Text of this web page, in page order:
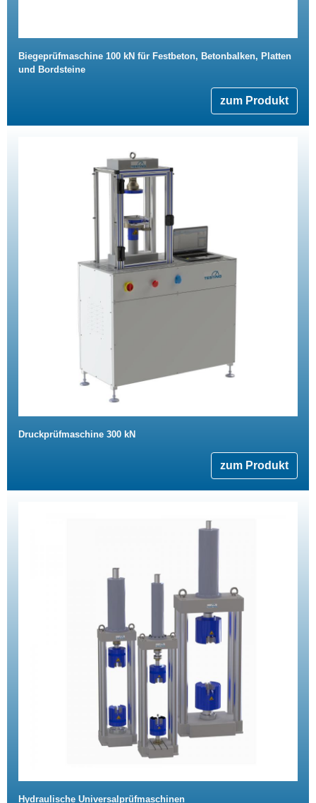
Biegeprüfmaschine 100 kN für Festbeton, Betonbalken, Platten
und Bordsteine
zum Produkt
Druckprüfmaschine 300 kN
zum Produkt
Hydraulische Universalprüfmaschinen